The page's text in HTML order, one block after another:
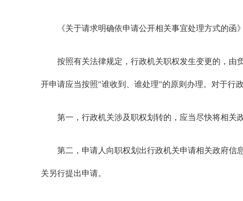
《关于请求明确依申请公开相关事宜处理方式的函》
按照有关法律规定，行政机关职权发生变更的，由负
开申请应当按照"谁收到、谁处理"的原则办理。对于行
第一，行政机关涉及职权划转的，应当尽快将相关政
第二，申请人向职权划出行政机关申请相关政府信息
关另行提出申请。